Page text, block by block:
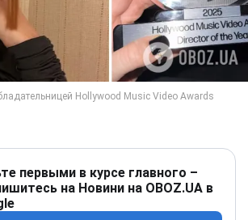
первыми в курсе главного –
на Новини на OBOZ.UA в